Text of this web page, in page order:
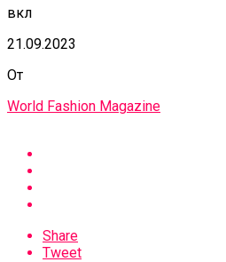
вкл
21.09.2023
От
World Fashion Magazine
Share
Tweet